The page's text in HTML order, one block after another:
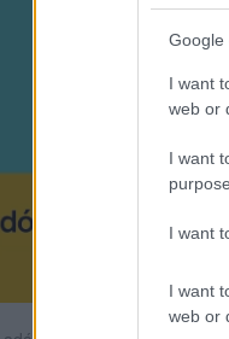
Google
I want
web or
I want
I want
I want
web or